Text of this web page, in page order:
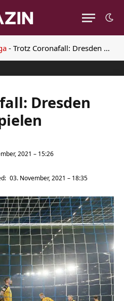
- Trotz Coronafall: Dresden darf in Kiel spielen
Dresden
2021 – 15:26
03. November, 2021 – 18:35